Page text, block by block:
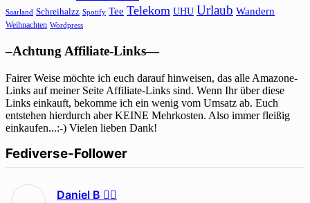
Saarland Schreihalzz Spotify Tee Telekom UHU Urlaub Wandern
Weihnachten Wordpress
–Achtung Affiliate-Links—
Fairer Weise möchte ich euch darauf hinweisen, das alle Amazone-
Links auf meiner Seite Affiliate-Links sind. Wenn Ihr über diese
Links einkauft, bekomme ich ein wenig vom Umsatz ab. Euch
entstehen hierdurch aber KEINE Mehrkosten. Also immer fleißig
einkaufen...:-) Vielen lieben Dank!
Fediverse-Follower
Daniel B 🏳‍🌈